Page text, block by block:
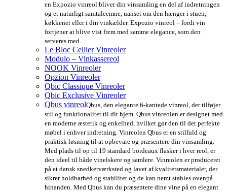
en Expozio vinreol bliver din vinsamling en del af indretningen
og et naturligt samtaleemne, uanset om den hænger i stuen,
køkkenet eller i din vinkælder. Expozio vinreol – fordi vin
fortjener at blive vist frem med samme elegance, som den
serveres med.
Le Bloc Cellier Vinreoler
Modulo – Vinkassereol
NOOK Vinreoler
Opzion Vinreoler
Qbic Classique Vinreoler
Qbic Exclusive Vinreoler
Qbus vinreolQbus, den elegante 6-kantede vinreol, der tilføjer
stil og funktionalitet til dit hjem. Qbus vinreolen er designet med
en moderne æstetik og enkelhed, hvilket gør den til det perfekte
møbel i enhver indretning. Vinreolen Qbus er en stilfuld og
praktisk løsning til at opbevare og præsentere din vinsamling.
Med plads til op til 19 standard bordeaux flasker i hver reol, er
den ideel til både vinelskere og samlere. Vinreolen er produceret
på et dansk snedkerværksted og lavet af kvalitetsmaterialer, der
sikrer holdbarhed og stabilitet og de kan nemt stables ovenpå
hinanden. Med Qbus kan du præsentere dine vine på en elegant